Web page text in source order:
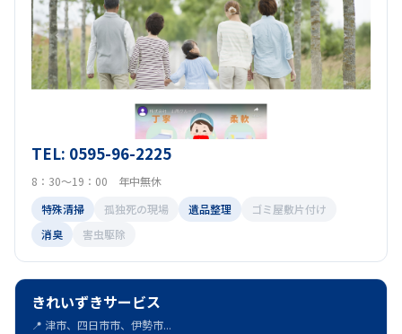
TEL: 0595-96-2225
8：30～19：00 年中無休
特殊清掃
孤独死の現場 遺品整理
ゴミ屋敷片付け
消臭
害虫駆除
きれいずきサービス
📍 津市、四日市市、伊勢市...